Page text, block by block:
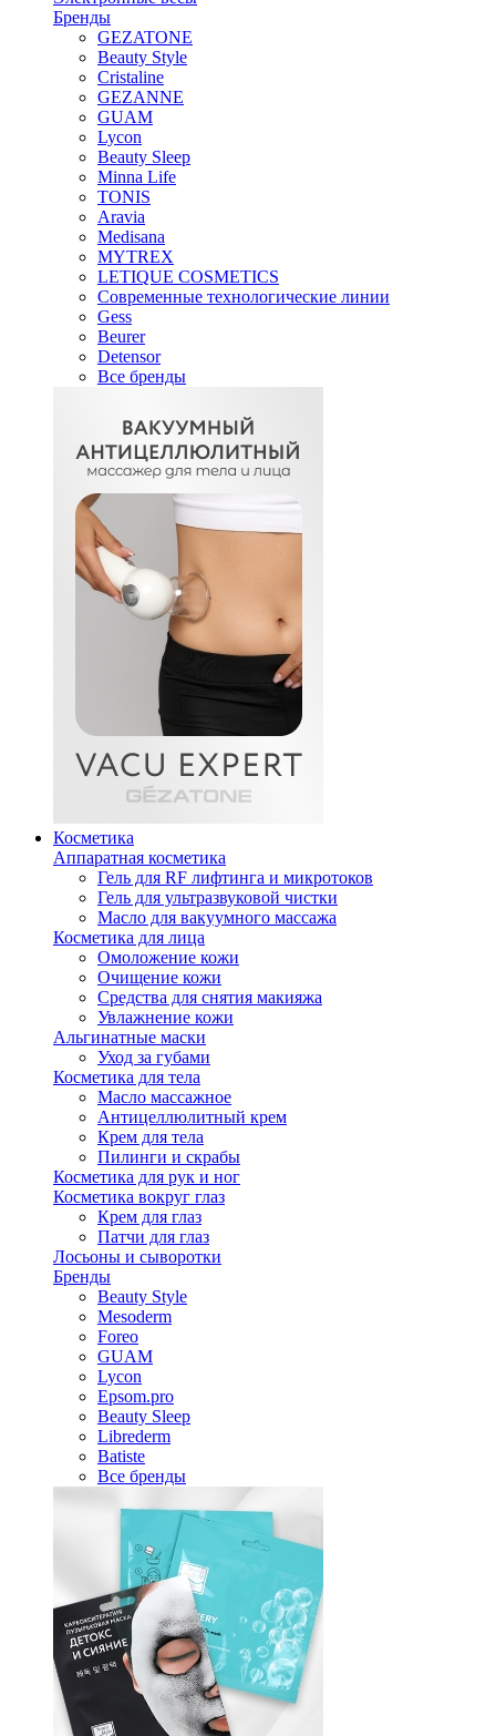
Бренды
GEZATONE
Beauty Style
Cristaline
GEZANNE
GUAM
Lycon
Beauty Sleep
Minna Life
TONIS
Aravia
Medisana
MYTREX
LETIQUE COSMETICS
Современные технологические линии
Gess
Beurer
Detensor
Все бренды
Косметика
Аппаратная косметика
Гель для RF лифтинга и микротоков
Гель для ультразвуковой чистки
Масло для вакуумного массажа
Косметика для лица
Омоложение кожи
Очищение кожи
Средства для снятия макияжа
Увлажнение кожи
Альгинатные маски
Уход за губами
Косметика для тела
Масло массажное
Антицеллюлитный крем
Крем для тела
Пилинги и скрабы
Косметика для рук и ног
Косметика вокруг глаз
Крем для глаз
Патчи для глаз
Лосьоны и сыворотки
Бренды
Beauty Style
Mesoderm
Foreo
GUAM
Lycon
Epsom.pro
Beauty Sleep
Librederm
Batiste
Все бренды